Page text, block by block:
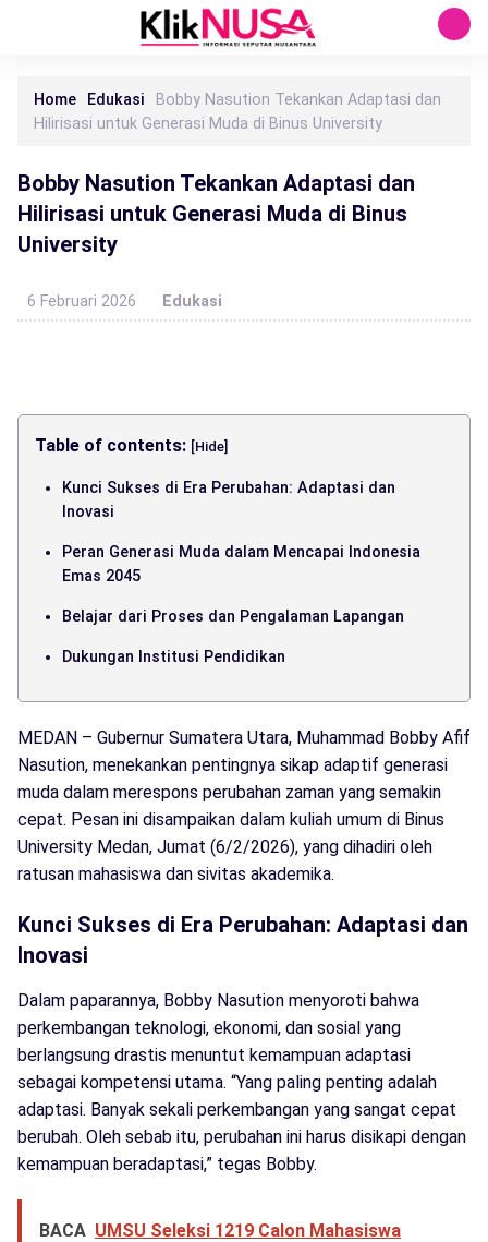
Home Edukasi
Bobby Nasution Tekankan Adaptasi dan
Hilirisasi untuk Generasi Muda di Binus University
Bobby Nasution Tekankan Adaptasi dan
Hilirisasi untuk Generasi Muda di Binus
University
6 Februari 2026 Edukasi
Table of contents: [Hide]
Kunci Sukses di Era Perubahan: Adaptasi dan
Inovasi
Peran Generasi Muda dalam Mencapai Indonesia
Emas 2045
Belajar dari Proses dan Pengalaman Lapangan
Dukungan Institusi Pendidikan
MEDAN – Gubernur Sumatera Utara, Muhammad Bobby Afif
Nasution, menekankan pentingnya sikap adaptif generasi
muda dalam merespons perubahan zaman yang semakin
cepat. Pesan ini disampaikan dalam kuliah umum di Binus
University Medan, Jumat (6/2/2026), yang dihadiri oleh
ratusan mahasiswa dan sivitas akademika.
Kunci Sukses di Era Perubahan: Adaptasi dan
Inovasi
Dalam paparannya, Bobby Nasution menyoroti bahwa
perkembangan teknologi, ekonomi, dan sosial yang
berlangsung drastis menuntut kemampuan adaptasi
sebagai kompetensi utama. “Yang paling penting adalah
adaptasi. Banyak sekali perkembangan yang sangat cepat
berubah. Oleh sebab itu, perubahan ini harus disikapi dengan
kemampuan beradaptasi,” tegas Bobby.
BACA UMSU Seleksi 1219 Calon Mahasiswa